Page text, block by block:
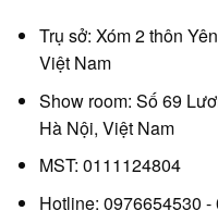
Trụ sở: Xóm 2 thôn
Việt Nam
Show room: Số 69
Hà Nội, Việt Nam
MST: 0111124804
Hotline: 0976654530 -